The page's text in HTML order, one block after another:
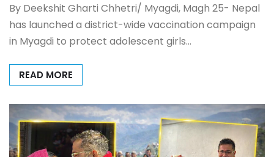
By Deekshit Gharti Chhetri/ Myagdi, Magh 25- Nepal
has launched a district-wide vaccination campaign
in Myagdi to protect adolescent girls…
READ MORE